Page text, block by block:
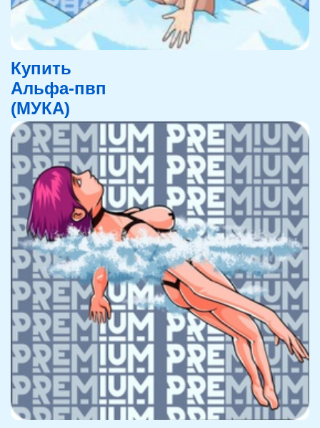
Купить
Альфа-пвп
(МУКА)